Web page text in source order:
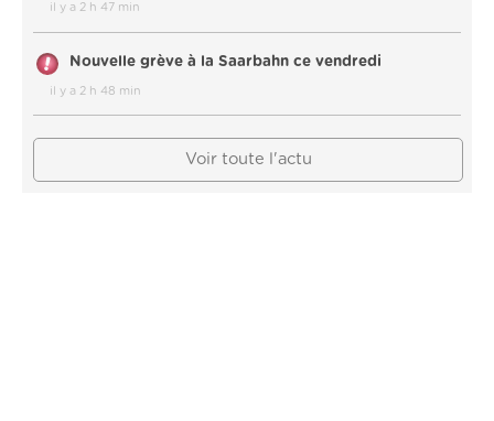
il y a 2 h 47 min
Nouvelle grève à la Saarbahn ce vendredi
il y a 2 h 48 min
Voir toute l'actu